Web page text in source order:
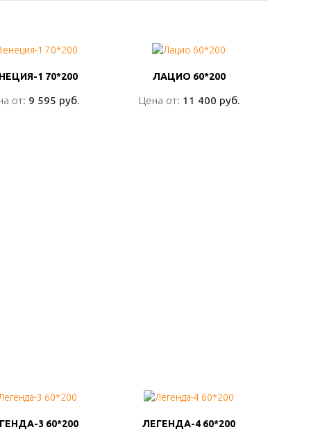
1 70*200
от: 9 595 руб.
1 70*200
от: 9 595 руб.
ЛАЦИО 60*200
Цена от: 11 400 руб.
ЛАЦИО 60*200
Цена от: 11 400 руб.
3 60*200
3 60*200 ЛЕГЕНДА-4 60*200
ЛЕГЕНДА-4 60*200